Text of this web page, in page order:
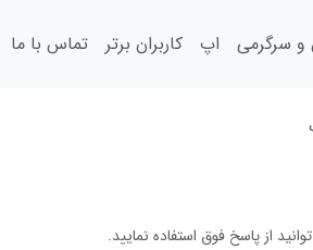
سرگرمی اپ کاربران برتر تماس با ما
از پاسخ فوق استفاده نمایید.